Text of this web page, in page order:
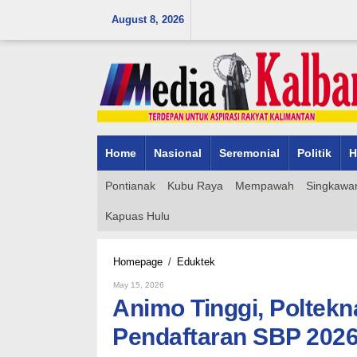
August 8, 2026
Home Nasional Seremonial Politik
Pontianak Kubu Raya Mempawah
Kapuas Hulu
Homepage / Eduktek
Perpanjang
Masa
Pendaftaran
SBP
May 15, 2026
Animo Tinggi,
Pendaftaran SBP